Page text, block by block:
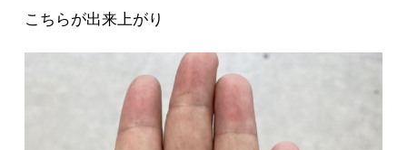
こちらが出来上がり